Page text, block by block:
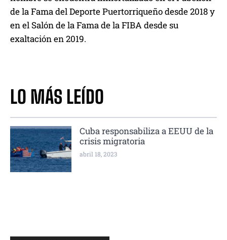
de la Fama del Deporte Puertorriqueño desde 2018 y
en el Salón de la Fama de la FIBA desde su
exaltación en 2019.
LO MÁS LEÍDO
Cuba responsabiliza a EEUU de la
crisis migratoria
abril 18, 2023